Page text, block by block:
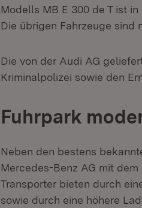
Modells MB E 300 de T ist
Die übrigen Fahrzeuge sind
Die von der Audi AG
Kriminalpolizei sowie den
Fuhrpark
Neben den bestens
Mercedes-Benz AG mit
Transporter bieten durch
sowie durch eine höhere